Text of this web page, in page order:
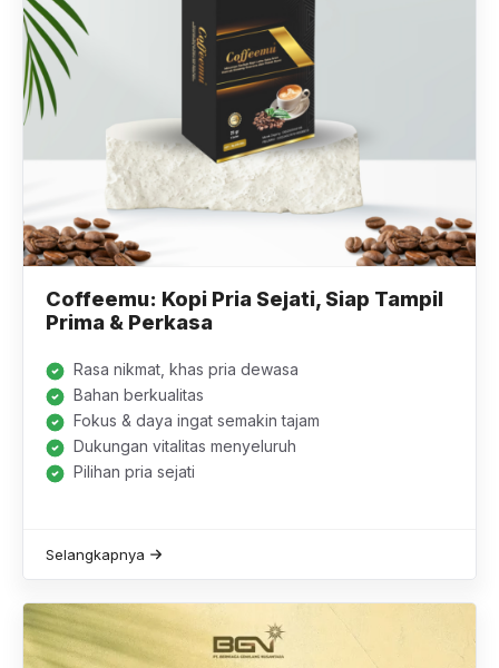
Coffeemu: Kopi Pria Sejati, Siap Tampil
Prima & Perkasa
Rasa nikmat, khas pria dewasa
Bahan berkualitas
Fokus & daya ingat semakin tajam
Dukungan vitalitas menyeluruh
Pilihan pria sejati
Selangkapnya